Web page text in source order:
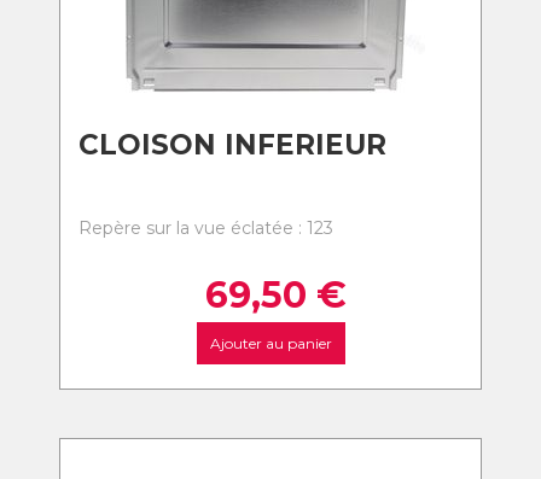
CLOISON INFERIEUR
Repère sur la vue éclatée : 123
69,50 €
Ajouter au panier